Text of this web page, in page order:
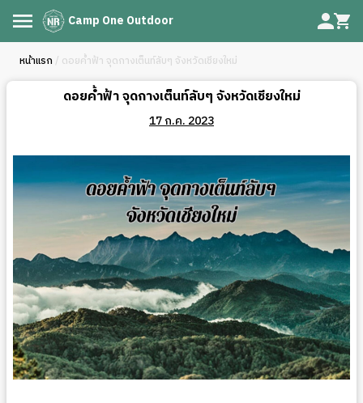
Camp One Outdoor
หน้าแรก / ดอยค้ำฟ้า จุดกางเต็นท์ลับๆ จังหวัดเชียงใหม่
ดอยค้ำฟ้า จุดกางเต็นท์ลับๆ จังหวัดเชียงใหม่
17 ก.ค. 2023